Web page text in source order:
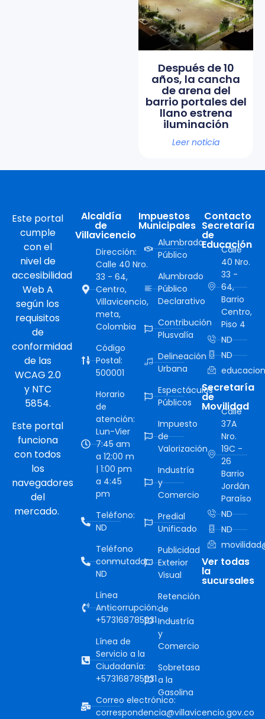
Después de 10
años, la cancha
de arena del
barrio portales del
llano estrena
iluminación
Leer noticia
Este portal
cumple
con el
nivel de
accesibilidad
Web A
según los
requisitos
de
conformidad
de las
WCAG 2.0
y NTC
5854.
Este portal
funciona
con todos
los
navegadores
del
mercado.
Alcaldía
de
Villavicencio
Dirección:
Calle 40 Nro.
33 - 64,
Centro,
Villavicencio,
meta,
Colombia
Código
Postal:
500001
Horario
de
atención:
Lun-Vier
7:45 am
a 12:00 m
| 1:00 pm
a 4:45
pm
Teléfono:
ND
Teléfono
conmutador:
ND
Línea
Anticorrupción:
+573168785931
Línea de
Servicio a la
Ciudadanía:
+573168785931
Correo electrónico:
correspondencia@villavicencio.gov.co
Impuestos
Municipales
Alumbrado
Público
Alumbrado
Público
Declarativo
Contribución
Plusvalía
Delineación
Urbana
Espectáculos
Públicos
Impuesto
de
Valorización
Industría
y
Comercio
Predial
Unificado
Publicidad
Exterior
Visual
Retención
de
Industría
y
Comercio
Sobretasa
a la
Gasolina
Contacto
Secretaría
de
Educación
Calle
40 Nro.
33 -
64,
Barrio
Centro,
Piso 4
ND
ND
Secretaría
de
Movilidad
Calle
37A
Nro.
19C -
26
Barrio
Jordán
Paraíso
ND
ND
Ver todas
la
sucursales